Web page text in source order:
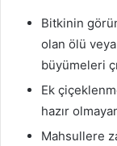
Bitkinin
olan ölü
büyümeleri
Ek
hazır
Mahsullere